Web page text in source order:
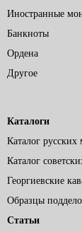
Иностранные
Банкноты
Ордена
Другое
Каталоги
Каталог русских
Каталог
Георгиевские
Образцы
Статьи